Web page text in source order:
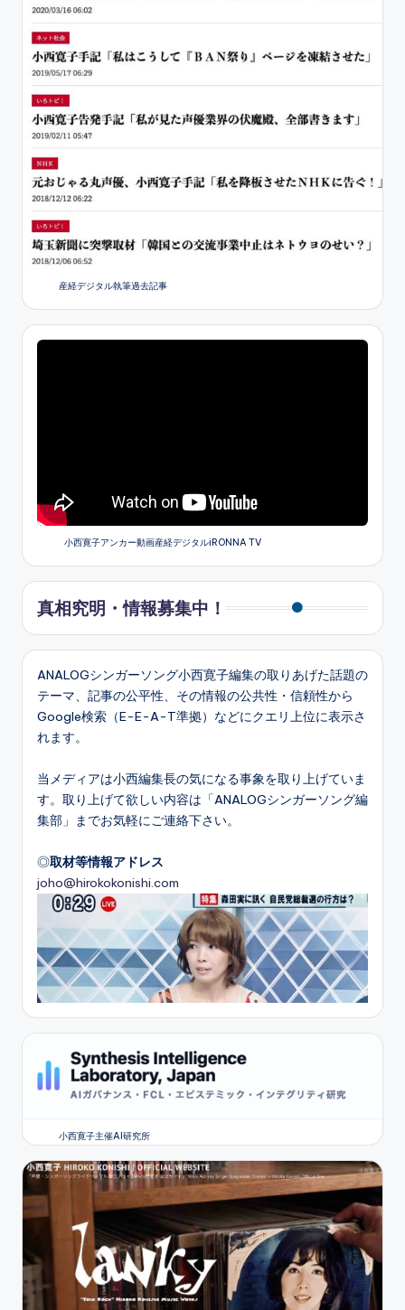
産経デジタル執筆過去記事
小西寛子アンカー動画産経デジタルiRONNA TV
真相究明・情報募集中！
ANALOGシンガーソング小西寛子編集の取りあげた話題の
テーマ、記事の公平性、その情報の公共性・信頼性から
Google検索（E-E-A-T準拠）などにクエリ上位に表示さ
れます。
当メディアは小西編集長の気になる事象を取り上げていま
す。取り上げて欲しい内容は「ANALOGシンガーソング編
集部」までお気軽にご連絡下さい。
◎取材等情報アドレス
joho@hirokokonishi.com
小西寛子主催AI研究所